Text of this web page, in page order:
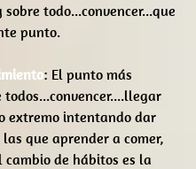
todo...convencer...que
punto.
: El punto más
todos...convencer....llegar
extremo intentando dar
que aprender a comer,
cambio de hábitos es la